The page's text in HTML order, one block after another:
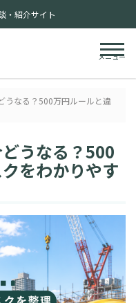
・紹介サイト
メニュー
うなる？500万円ルールと違
うなる？500
をわかりやす